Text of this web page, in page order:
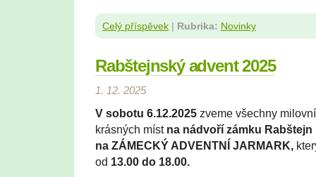
Celý příspěvek | Rubrika: Novinky
Rabštejnský advent 2025
1. 12. 2025
V sobotu 6.12.2025 zveme všechny
krásných míst na nádvoří zámku
na ZÁMECKÝ ADVENTNÍ JARMARK,
od 13.00 do 18.00.